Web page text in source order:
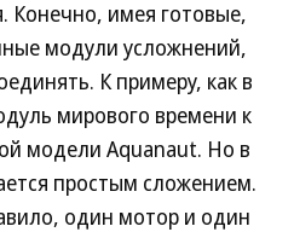
Конечно, имея готовые,
модули усложнений,
К примеру, как в
мирового времени к
модели Aquanaut. Но в
простым сложением.
один мотор и один